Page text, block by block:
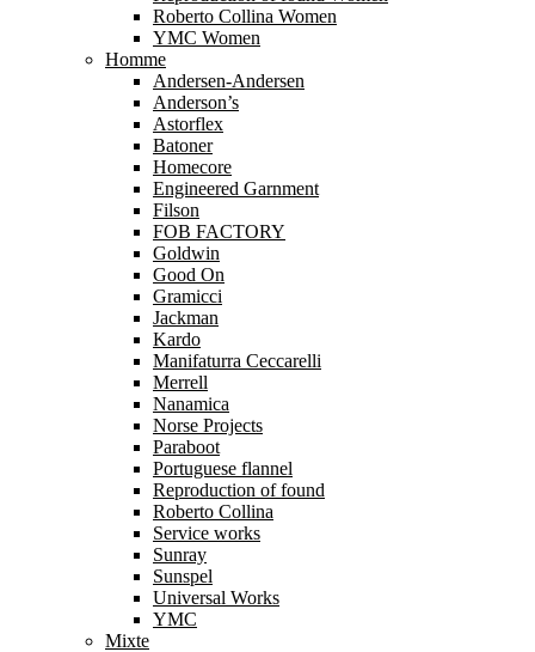
Roberto Collina Women
YMC Women
Homme
Andersen-Andersen
Anderson’s
Astorflex
Batoner
Homecore
Engineered Garnment
Filson
FOB FACTORY
Goldwin
Good On
Gramicci
Jackman
Kardo
Manifaturra Ceccarelli
Merrell
Nanamica
Norse Projects
Paraboot
Portuguese flannel
Reproduction of found
Roberto Collina
Service works
Sunray
Sunspel
Universal Works
YMC
Mixte